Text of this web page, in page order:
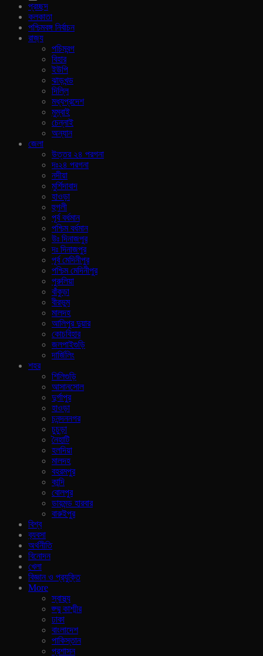
প্রচ্ছদ
কলকাতা
পশ্চিমবঙ্গ নির্বাচন
রাজ‍্য
পচিমবন্গ
বিহার
ইউপি
ঝাড়খন্ড
দিল্লি
মধ্যপ্রদেশ
মুম্বাই
চেন্নাই
অন্যান
জেলা
উত্তর ২৪ পরগনা
দঃ২৪ পরগনা
নদীয়া
মুর্শিদাবাদ
হাওড়া
হুগলী
পূর্ব বর্ধমান
পশ্চিম বর্ধমান
উঃ দিনাজপুর
দঃ দিনাজপুর
পূর্ব মেদিনীপুর
পশ্চিম মেদিনীপুর
পুরুলিয়া
বাঁকুড়া
বীরভুম
মালদহ
আলিপুর দুয়ার
কোচবিহার
জলপাইগুড়ি
দার্জিলিং
শহর
শিলিগুড়ি
আসানসোল
দুর্গাপুর
হাওড়া
চনন্দননগর
চুচুড়া
নৈহাটি
হলদিয়া
মালদহ
বহরমপুর
কান্দি
বোলপুর
ডায়মন্ড হারবার
বারুইপুর
বিশ্ব
ব‍্যবসা
অর্থনীতি
বিনোদন
খেলা
বিজ্ঞান ও প্রযুক্তি
More
স্বাস্থ্য
জ্ম্মু কাশ্মীর
ঢাকা
বাংলাদেশ
পাকিস্তান
প্রশাসন